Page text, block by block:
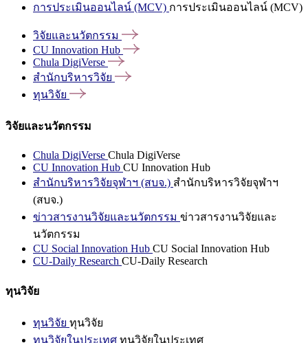
การประเมินออนไลน์ (MCV) การประเมินออนไลน์ (MCV)
วิจัยและนวัตกรรม
CU Innovation Hub
Chula DigiVerse
สำนักบริหารวิจัย
ทุนวิจัย
วิจัยและนวัตกรรม
Chula DigiVerse Chula DigiVerse
CU Innovation Hub CU Innovation Hub
สำนักบริหารวิจัยจุฬาฯ (สบจ.) สำนักบริหารวิจัยจุฬาฯ
(สบจ.)
ข่าวสารงานวิจัยและนวัตกรรม ข่าวสารงานวิจัยและ
นวัตกรรม
CU Social Innovation Hub CU Social Innovation Hub
CU-Daily Research CU-Daily Research
ทุนวิจัย
ทุนวิจัย ทุนวิจัย
ทุนวิจัยในประเทศ ทุนวิจัยในประเทศ